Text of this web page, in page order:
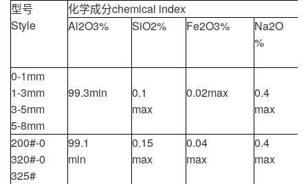
型号
Style
化学成分chemical index
Al2O3% SiO2% Fe2O3% Na2O
%
0-1mm
1-3mm
3-5mm
5-8mm
99.3min
0.1
max
0.02max
0.4
max
200#-0
320#-0
325#
99.1
min
0.15
max
0.04
max
0.4
max